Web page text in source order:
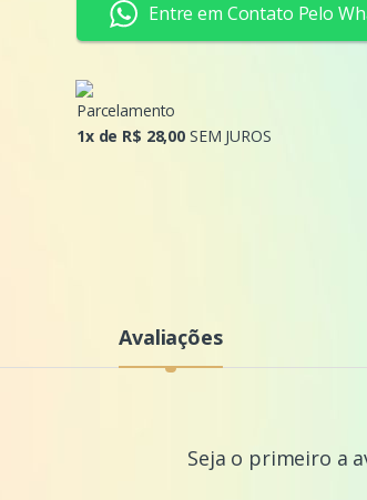
d
d
e
Entre em Contato Pelo
Parcelamento
1x de R$ 28,00 SEM JUROS
Avaliações
Seja o primeiro a